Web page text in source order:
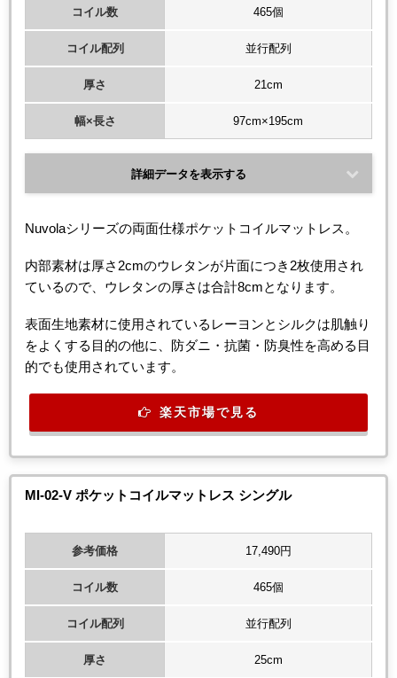
コイル数 465個
コイル配列 並行配列
厚さ 21cm
幅×長さ 97cm×195cm
詳細データを表示する
Nuvolaシリーズの両面仕様ポケットコイルマットレス。
内部素材は厚さ2cmのウレタンが片面につき2枚使用され
ているので、ウレタンの厚さは合計8cmとなります。
表面生地素材に使用されているレーヨンとシルクは肌触り
をよくする目的の他に、防ダニ・抗菌・防臭性を高める目
的でも使用されています。
楽天市場で見る
MI-02-V ポケットコイルマットレス シングル
参考価格 17,490円
コイル数 465個
コイル配列 並行配列
厚さ 25cm